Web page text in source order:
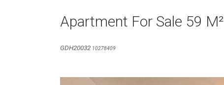
Apartment For Sale 59 M²
GDH20032 10278409